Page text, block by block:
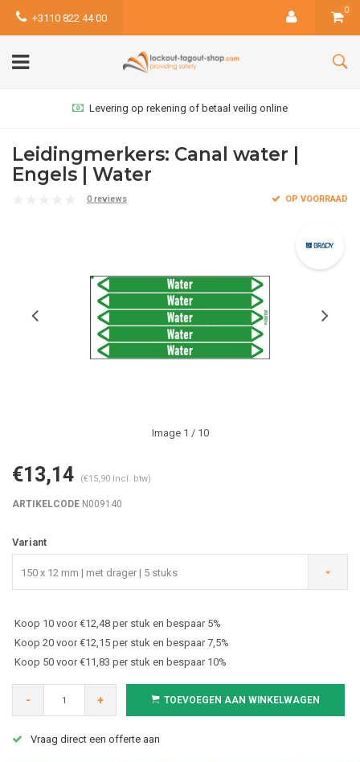
+3110 822 44 00
0
Levering op rekening of betaal veilig online
Leidingmerkers: Canal water |
Engels | Water
0 reviews OP VOORRAAD
Image 1 / 10
€13,14 (€15,90 Incl. btw)
ARTIKELCODE N009140
Variant
150 x 12 mm | met drager | 5 stuks
Koop 10 voor €12,48 per stuk en bespaar 5%
Koop 20 voor €12,15 per stuk en bespaar 7,5%
Koop 50 voor €11,83 per stuk en bespaar 10%
- + TOEVOEGEN AAN WINKELWAGEN
Vraag direct een offerte aan